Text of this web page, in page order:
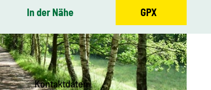
In der Nähe GPX
Kontaktdaten